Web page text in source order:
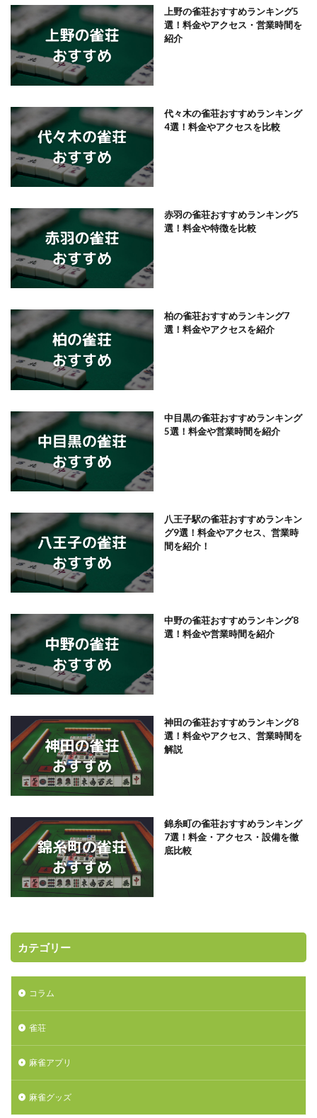
上野の雀荘おすすめランキング5
選！料金やアクセス・営業時間を
紹介
代々木の雀荘おすすめランキング
4選！料金やアクセスを比較
赤羽の雀荘おすすめランキング5
選！料金や特徴を比較
柏の雀荘おすすめランキング7
選！料金やアクセスを紹介
中目黒の雀荘おすすめランキング
5選！料金や営業時間を紹介
八王子駅の雀荘おすすめランキン
グ9選！料金やアクセス、営業時
間を紹介！
中野の雀荘おすすめランキング8
選！料金や営業時間を紹介
神田の雀荘おすすめランキング8
選！料金やアクセス、営業時間を
解説
錦糸町の雀荘おすすめランキング
7選！料金・アクセス・設備を徹
底比較
カテゴリー
コラム
雀荘
麻雀アプリ
麻雀グッズ